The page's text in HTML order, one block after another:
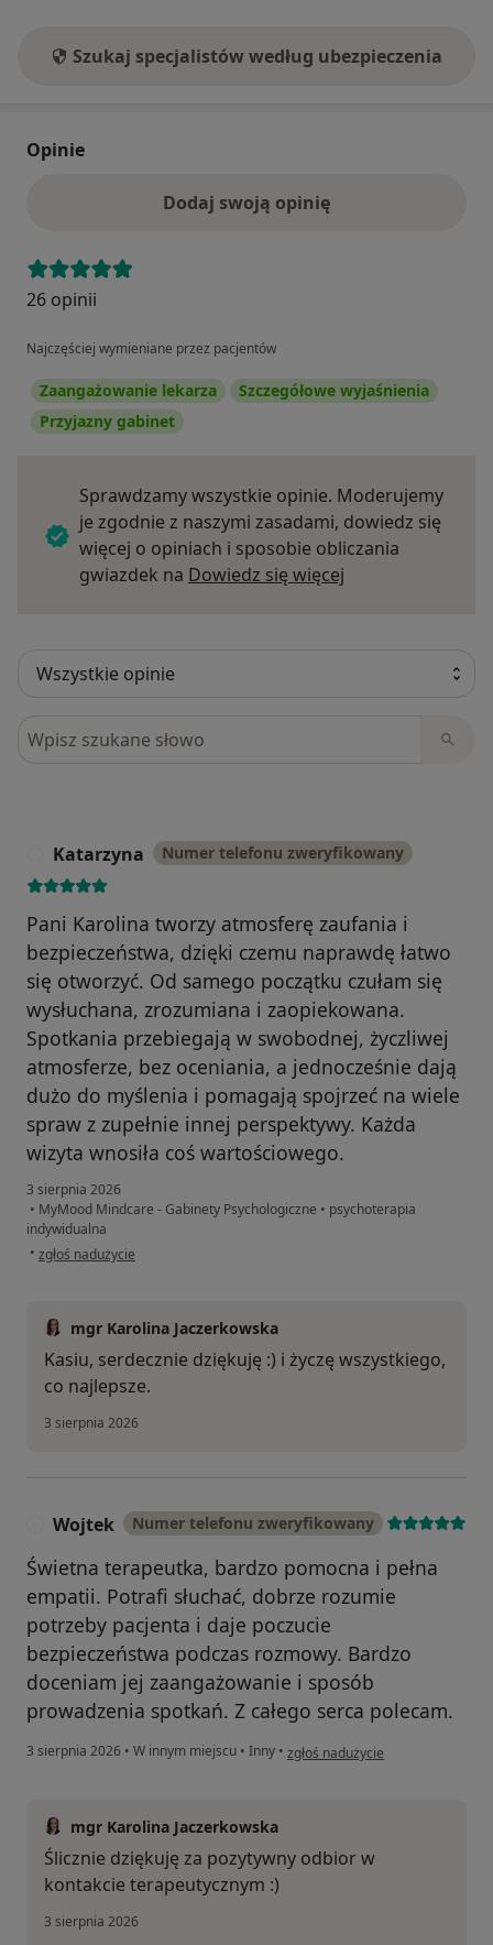
Szukaj specjalistów według ubezpieczenia
Opinie
Dodaj swoją opinię
26 opinii
Najczęściej wymieniane przez pacjentów
Zaangażowanie lekarza
Szczegółowe wyjaśnienia
Przyjazny gabinet
Sprawdzamy wszystkie opinie. Moderujemy
je zgodnie z naszymi zasadami, dowiedz się
więcej o opiniach i sposobie obliczania
gwiazdek na Dowiedz się więcej
Szukaj w opiniach
Katarzyna Numer telefonu zweryfikowany
Pani Karolina tworzy atmosferę zaufania i
bezpieczeństwa, dzięki czemu naprawdę łatwo
się otworzyć. Od samego początku czułam się
wysłuchana, zrozumiana i zaopiekowana.
Spotkania przebiegają w swobodnej, życzliwej
atmosferze, bez oceniania, a jednocześnie dają
dużo do myślenia i pomagają spojrzeć na wiele
spraw z zupełnie innej perspektywy. Każda
wizyta wnosiła coś wartościowego.
3 sierpnia 2026
• MyMood Mindcare - Gabinety Psychologiczne • psychoterapia
indywidualna
• w opinii użytkownika Katarzyna
zgłoś nadużycie
mgr Karolina Jaczerkowska
Kasiu, serdecznie dziękuję :) i życzę wszystkiego,
co najlepsze.
3 sierpnia 2026
Wojtek Numer telefonu zweryfikowany
Świetna terapeutka, bardzo pomocna i pełna
empatii. Potrafi słuchać, dobrze rozumie
potrzeby pacjenta i daje poczucie
bezpieczeństwa podczas rozmowy. Bardzo
doceniam jej zaangażowanie i sposób
prowadzenia spotkań. Z całego serca polecam.
3 sierpnia 2026 • W innym miejscu • Inny • w opinii użytkownika Wojtek
zgłoś nadużycie
mgr Karolina Jaczerkowska
Ślicznie dziękuję za pozytywny odbior w
kontakcie terapeutycznym :)
3 sierpnia 2026